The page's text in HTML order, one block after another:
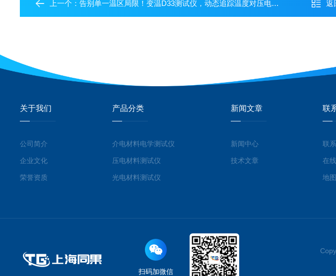
上一个：告别单一温区局限！变温D33测试仪，动态追踪温度对压电性能的影响 返
关于我们
公司简介
企业文化
荣誉资质
产品分类
介电材料电学测试仪
压电材料测试仪
光电材料测试仪
新闻文章
新闻中心
技术文章
联
联
在
地
扫码加微信